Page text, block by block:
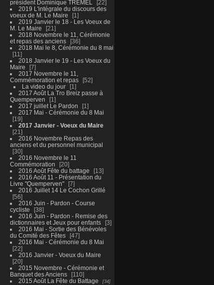
président Dominique TREMEL
22
2019 L'intégrale du discours des
voeux de M. Le Maire
1
2019 Janvier le 18 - Les Voeux de
M. Le Maire
21
2018 Novembre le 11, Cérémonie
et repas des anciens
36
2018 Mai le 8, Cérémonie du 8 mai
11
2018 Janvier le 19 - Les Voeux du
Maire
7
2017 Novembre le 11,
Commémoration et repas
52
La video du jour
1
2017 Août La Tro Breiz passe à
Quemperven
1
2017 juillet Le Pardon
1
2017 Mai - Cérémonie du 8 Mai
19
2017 Janvier - Voeux du Maire
21
2016 Novembre Repas des
anciens et du personnel municipal
30
2016 Novembre le 11
Commémoration
20
2016 Août Fête du battage
13
2016 Août 11 - Présentation du
Livre "Quemperven"
7
2016 Juillet 14 Le Cochon Grillé
56
2016 Juin - Pardon - Course
cycliste
38
2016 Juin - Pardon - Remise des
dictionnaires et Jeux pour enfants
3
2016 Mai - Sortie des Bénévoles
du Comité des Fêtes
47
2016 Mai - Cérémonie du 8 Mai
22
2016 Janvier - Voeux du Maire
20
2015 Novembre - Cérémonie et
Banquet des Anciens
110
2015 Août La Fête du Battage
34